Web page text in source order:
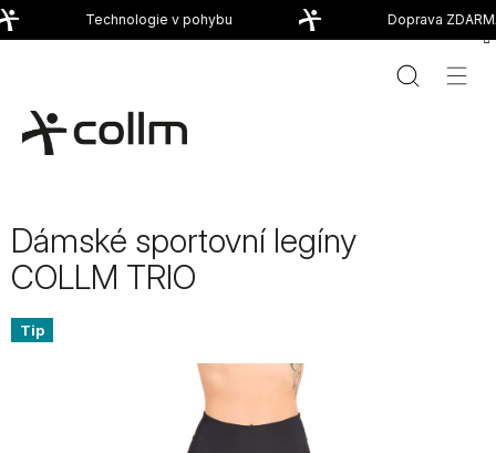
Přejít
na
Technologie v pohybu Doprava
Dámské sportovní legíny
COLLM TRIO
Tip